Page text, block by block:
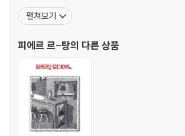
에필로그
찾아보기
게 데뷔했다. 그의 독특한 화풍은 이후 「뉴요커」의
하는 스타일로 자리 잡았다. 작가 움베르토 파스티
림은 독특하고 친밀한 시각적 언어를 창조했다고
펼쳐보기
피에르 르-탕의 다른 상품